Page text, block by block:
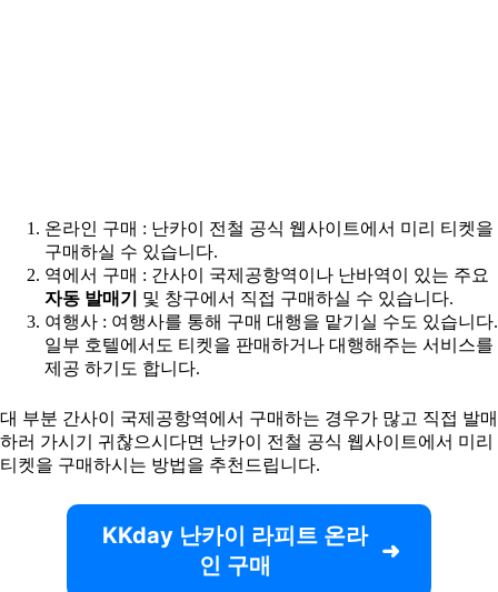
온라인 구매 : 난카이 전철 공식 웹사이트에서 미리 티켓을
구매하실 수 있습니다.
역에서 구매 : 간사이 국제공항역이나 난바역이 있는 주요
자동 발매기
및 창구에서 직접 구매하실 수 있습니다.
여행사 : 여행사를 통해 구매 대행을 맡기실 수도 있습니다.
일부 호텔에서도 티켓을 판매하거나 대행해주는 서비스를
제공 하기도 합니다.
대 부분 간사이 국제공항역에서 구매하는 경우가 많고 직접 발매
하러 가시기 귀찮으시다면 난카이 전철 공식 웹사이트에서 미리
티켓을 구매하시는 방법을 추천드립니다.
KKday 난카이 라피트 온라
인 구매